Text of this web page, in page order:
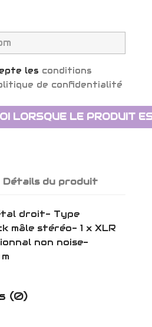
les conditions
de confidentialité
LORSQUE LE PRODUIT
Détails du produit
droit- Type
mâle stéréo- 1 x XLR
non noise-
(0)